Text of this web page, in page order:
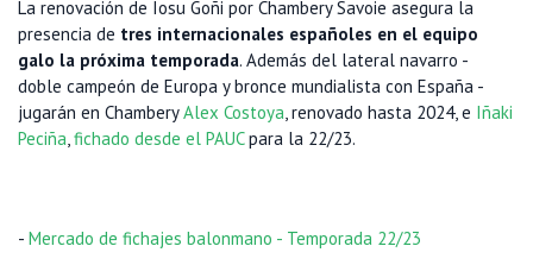
La renovación de Iosu Goñi por Chambery Savoie asegura la
presencia de tres internacionales españoles en el equipo
galo la próxima temporada. Además del lateral navarro -
doble campeón de Europa y bronce mundialista con España -
jugarán en ChamberyAlex Costoya, renovado hasta 2024, e Iñaki
Peciña,fichado desde el PAUCpara la 22/23.
- Mercado de fichajes balonmano - Temporada 22/23